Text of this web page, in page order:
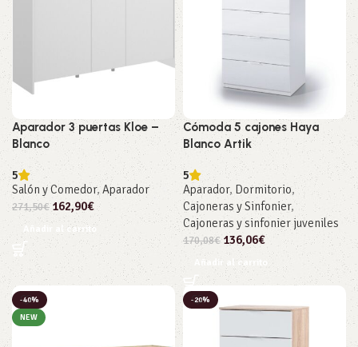
Aparador 3 puertas Kloe –
Blanco
5
Salón y Comedor,Aparador
271,50€ 162,90€
Añadir al carrito
Cómoda 5 cajones Haya
Blanco Artik
5
Aparador, Dormitorio,
Cajoneras y Sinfonier,
Cajoneras y sinfonier juveniles
170,08€ 136,06€
Añadir al carrito
-40%
NEW
-20%